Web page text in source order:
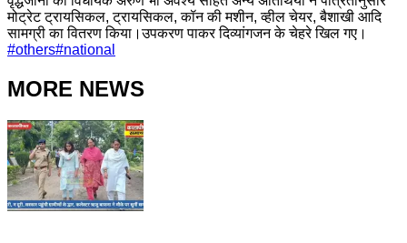
मोट्रेट ट्रायसिकल, ट्रायसिकल, कॉन की मशीन, व्हील चेयर, बैशाखी आदि
सामग्री का वितरण किया।उपकरण पाकर दिव्यांगजन के चेहरे खिल गए।
#others#national
MORE NEWS